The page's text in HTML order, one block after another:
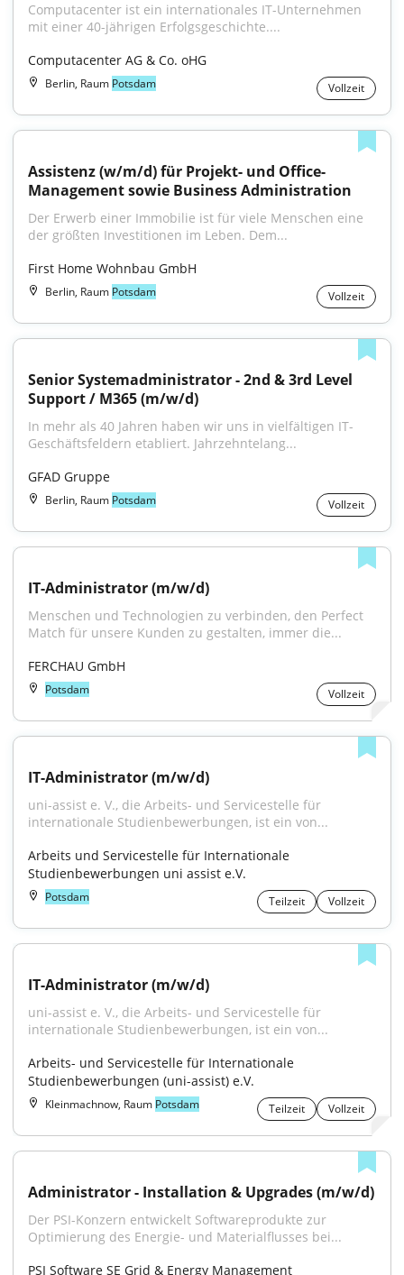
Computacenter ist ein internationales IT-Unternehmen
mit einer 40-jährigen Erfolgsgeschichte....
Computacenter AG & Co. oHG
Berlin, Raum Potsdam Vollzeit
Assistenz (w/m/d) für Projekt- und Office-
Management sowie Business Administration
Der Erwerb einer Immobilie ist für viele Menschen eine
der größten Investitionen im Leben. Dem...
First Home Wohnbau GmbH
Berlin, Raum Potsdam Vollzeit
Senior Systemadministrator - 2nd & 3rd Level
Support / M365 (m/w/d)
In mehr als 40 Jahren haben wir uns in vielfältigen IT-
Geschäftsfeldern etabliert. Jahrzehntelang...
GFAD Gruppe
Berlin, Raum Potsdam Vollzeit
IT-Administrator (m/w/d)
Menschen und Technologien zu verbinden, den Perfect
Match für unsere Kunden zu gestalten, immer die...
FERCHAU GmbH
Potsdam Vollzeit
IT-Administrator (m/w/d)
uni-assist e. V., die Arbeits- und Servicestelle für
internationale Studienbewerbungen, ist ein von...
Arbeits und Servicestelle für Internationale
Studienbewerbungen uni assist e.V.
Potsdam Teilzeit Vollzeit
IT-Administrator (m/w/d)
uni-assist e. V., die Arbeits- und Servicestelle für
internationale Studienbewerbungen, ist ein von...
Arbeits- und Servicestelle für Internationale
Studienbewerbungen (uni-assist) e.V.
Kleinmachnow, Raum Potsdam Teilzeit Vollzeit
Administrator - Installation & Upgrades (m/w/d)
Der PSI-Konzern entwickelt Softwareprodukte zur
Optimierung des Energie- und Materialflusses bei...
PSI Software SE Grid & Energy Management